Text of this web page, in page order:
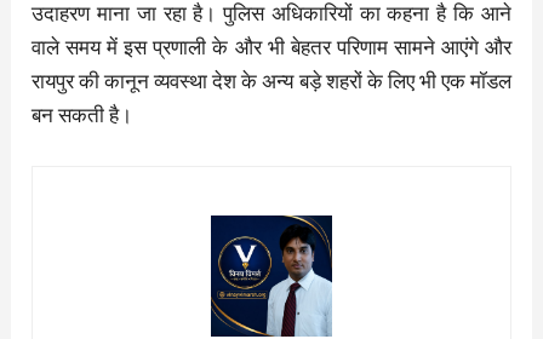
उदाहरण माना जा रहा है। पुलिस अधिकारियों का कहना है कि आने
वाले समय में इस प्रणाली के और भी बेहतर परिणाम सामने आएंगे और
रायपुर की कानून व्यवस्था देश के अन्य बड़े शहरों के लिए भी एक मॉडल
बन सकती है।